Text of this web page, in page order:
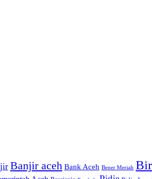
Banjir aceh Bank Aceh Bener Meriah